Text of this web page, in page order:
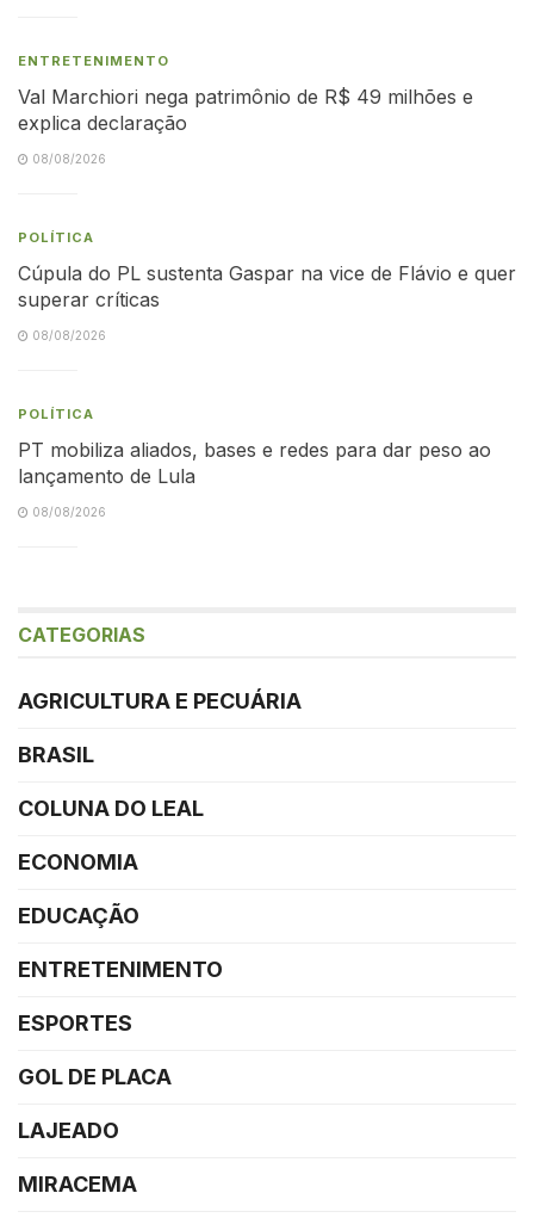
ENTRETENIMENTO
Val Marchiori nega patrimônio de R$ 49 milhões e
explica declaração
08/08/2026
POLÍTICA
Cúpula do PL sustenta Gaspar na vice de Flávio e quer
superar críticas
08/08/2026
POLÍTICA
PT mobiliza aliados, bases e redes para dar peso ao
lançamento de Lula
08/08/2026
CATEGORIAS
AGRICULTURA E PECUÁRIA
BRASIL
COLUNA DO LEAL
ECONOMIA
EDUCAÇÃO
ENTRETENIMENTO
ESPORTES
GOL DE PLACA
LAJEADO
MIRACEMA